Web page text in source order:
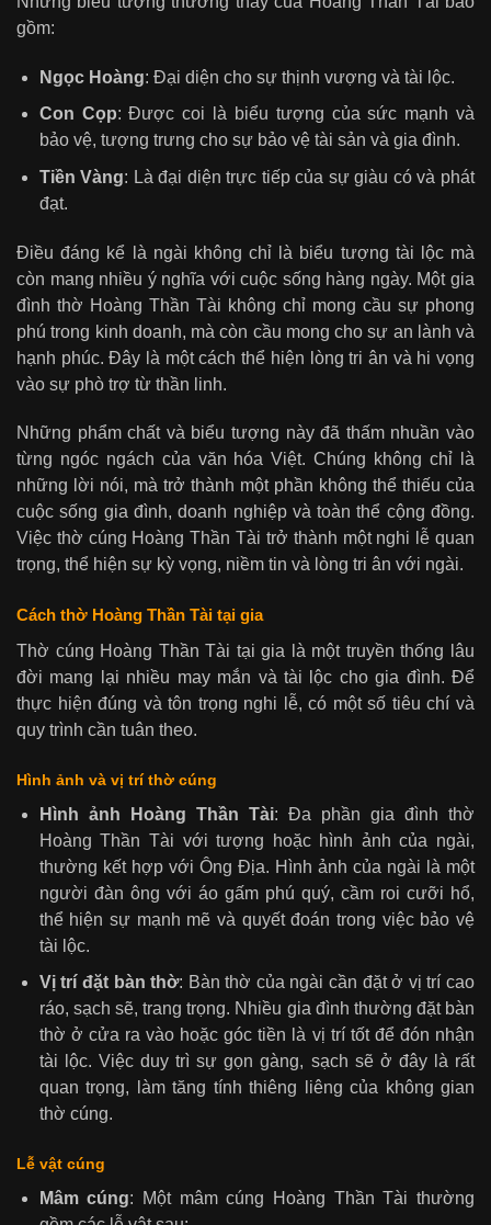
gồm:
Ngọc Hoàng: Đại diện cho sự thịnh vượng và tài lộc.
Con Cọp: Được coi là biểu tượng của sức mạnh và
bảo vệ, tượng trưng cho sự bảo vệ tài sản và gia đình.
Tiền Vàng: Là đại diện trực tiếp của sự giàu có và phát
đạt.
Điều đáng kể là ngài không chỉ là biểu tượng tài lộc mà
còn mang nhiều ý nghĩa với cuộc sống hàng ngày. Một gia
đình thờ Hoàng Thần Tài không chỉ mong cầu sự phong
phú trong kinh doanh, mà còn cầu mong cho sự an lành và
hạnh phúc. Đây là một cách thể hiện lòng tri ân và hi vọng
vào sự phò trợ từ thần linh.
Những phẩm chất và biểu tượng này đã thấm nhuần vào
từng ngóc ngách của văn hóa Việt. Chúng không chỉ là
những lời nói, mà trở thành một phần không thể thiếu của
cuộc sống gia đình, doanh nghiệp và toàn thể cộng đồng.
Việc thờ cúng Hoàng Thần Tài trở thành một nghi lễ quan
trọng, thể hiện sự kỳ vọng, niềm tin và lòng tri ân với ngài.
Cách thờ Hoàng Thần Tài tại gia
Thờ cúng Hoàng Thần Tài tại gia là một truyền thống lâu
đời mang lại nhiều may mắn và tài lộc cho gia đình. Để
thực hiện đúng và tôn trọng nghi lễ, có một số tiêu chí và
quy trình cần tuân theo.
Hình ảnh và vị trí thờ cúng
Hình ảnh Hoàng Thần Tài: Đa phần gia đình thờ
Hoàng Thần Tài với tượng hoặc hình ảnh của ngài,
thường kết hợp với Ông Địa. Hình ảnh của ngài là một
người đàn ông với áo gấm phú quý, cầm roi cưỡi hổ,
thể hiện sự mạnh mẽ và quyết đoán trong việc bảo vệ
tài lộc.
Vị trí đặt bàn thờ: Bàn thờ của ngài cần đặt ở vị trí cao
ráo, sạch sẽ, trang trọng. Nhiều gia đình thường đặt bàn
thờ ở cửa ra vào hoặc góc tiền là vị trí tốt để đón nhận
tài lộc. Việc duy trì sự gọn gàng, sạch sẽ ở đây là rất
quan trọng, làm tăng tính thiêng liêng của không gian
thờ cúng.
Lễ vật cúng
Mâm cúng: Một mâm cúng Hoàng Thần Tài thường